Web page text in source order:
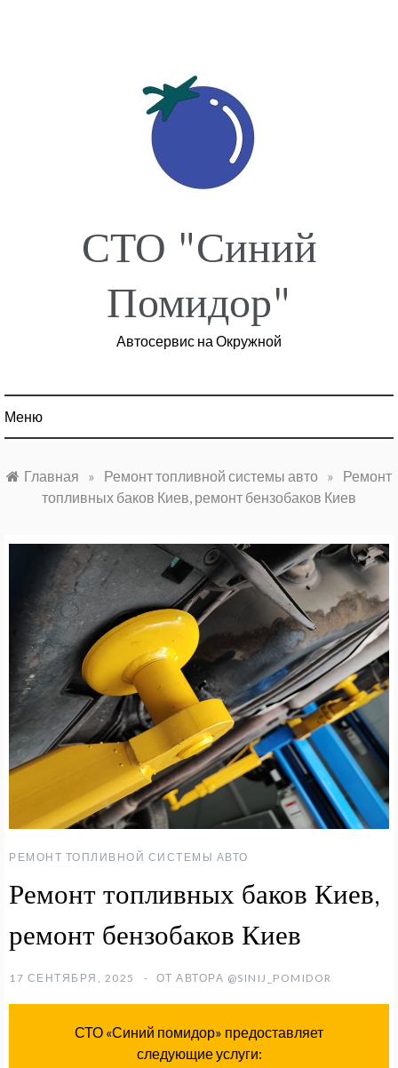
СТО "Синий
Помидор"
Автосервис на Окружной
Меню
Главная » Ремонт топливной системы авто »
Ремонт
топливных баков Киев, ремонт бензобаков Киев
РЕМОНТ ТОПЛИВНОЙ СИСТЕМЫ АВТО
Ремонт топливных баков Киев,
ремонт бензобаков Киев
17 СЕНТЯБРЯ, 2025 ОТ АВТОРА @SINIJ_POMIDOR
СТО «Синий помидор» предоставляет
следующие услуги: